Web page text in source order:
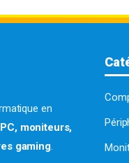
en
moniteurs,
gaming.